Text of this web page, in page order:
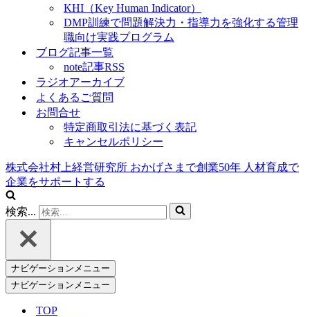
KHI（Key Human Indicator）
DMP訓練で問題解決力・指導力を強化する管理
職向け実践プログラム
ブログ記事一覧
note記事RSS
ラジオアーカイブ
よくあるご質問
お問合せ
特定商取引法に基づく表記
キャンセルポリシー
株式会社村上経営研究所 おかげさまで創業50年 人材育成で
企業をサポートする
検索...
ナビゲーションメニュー
ナビゲーションメニュー
TOP